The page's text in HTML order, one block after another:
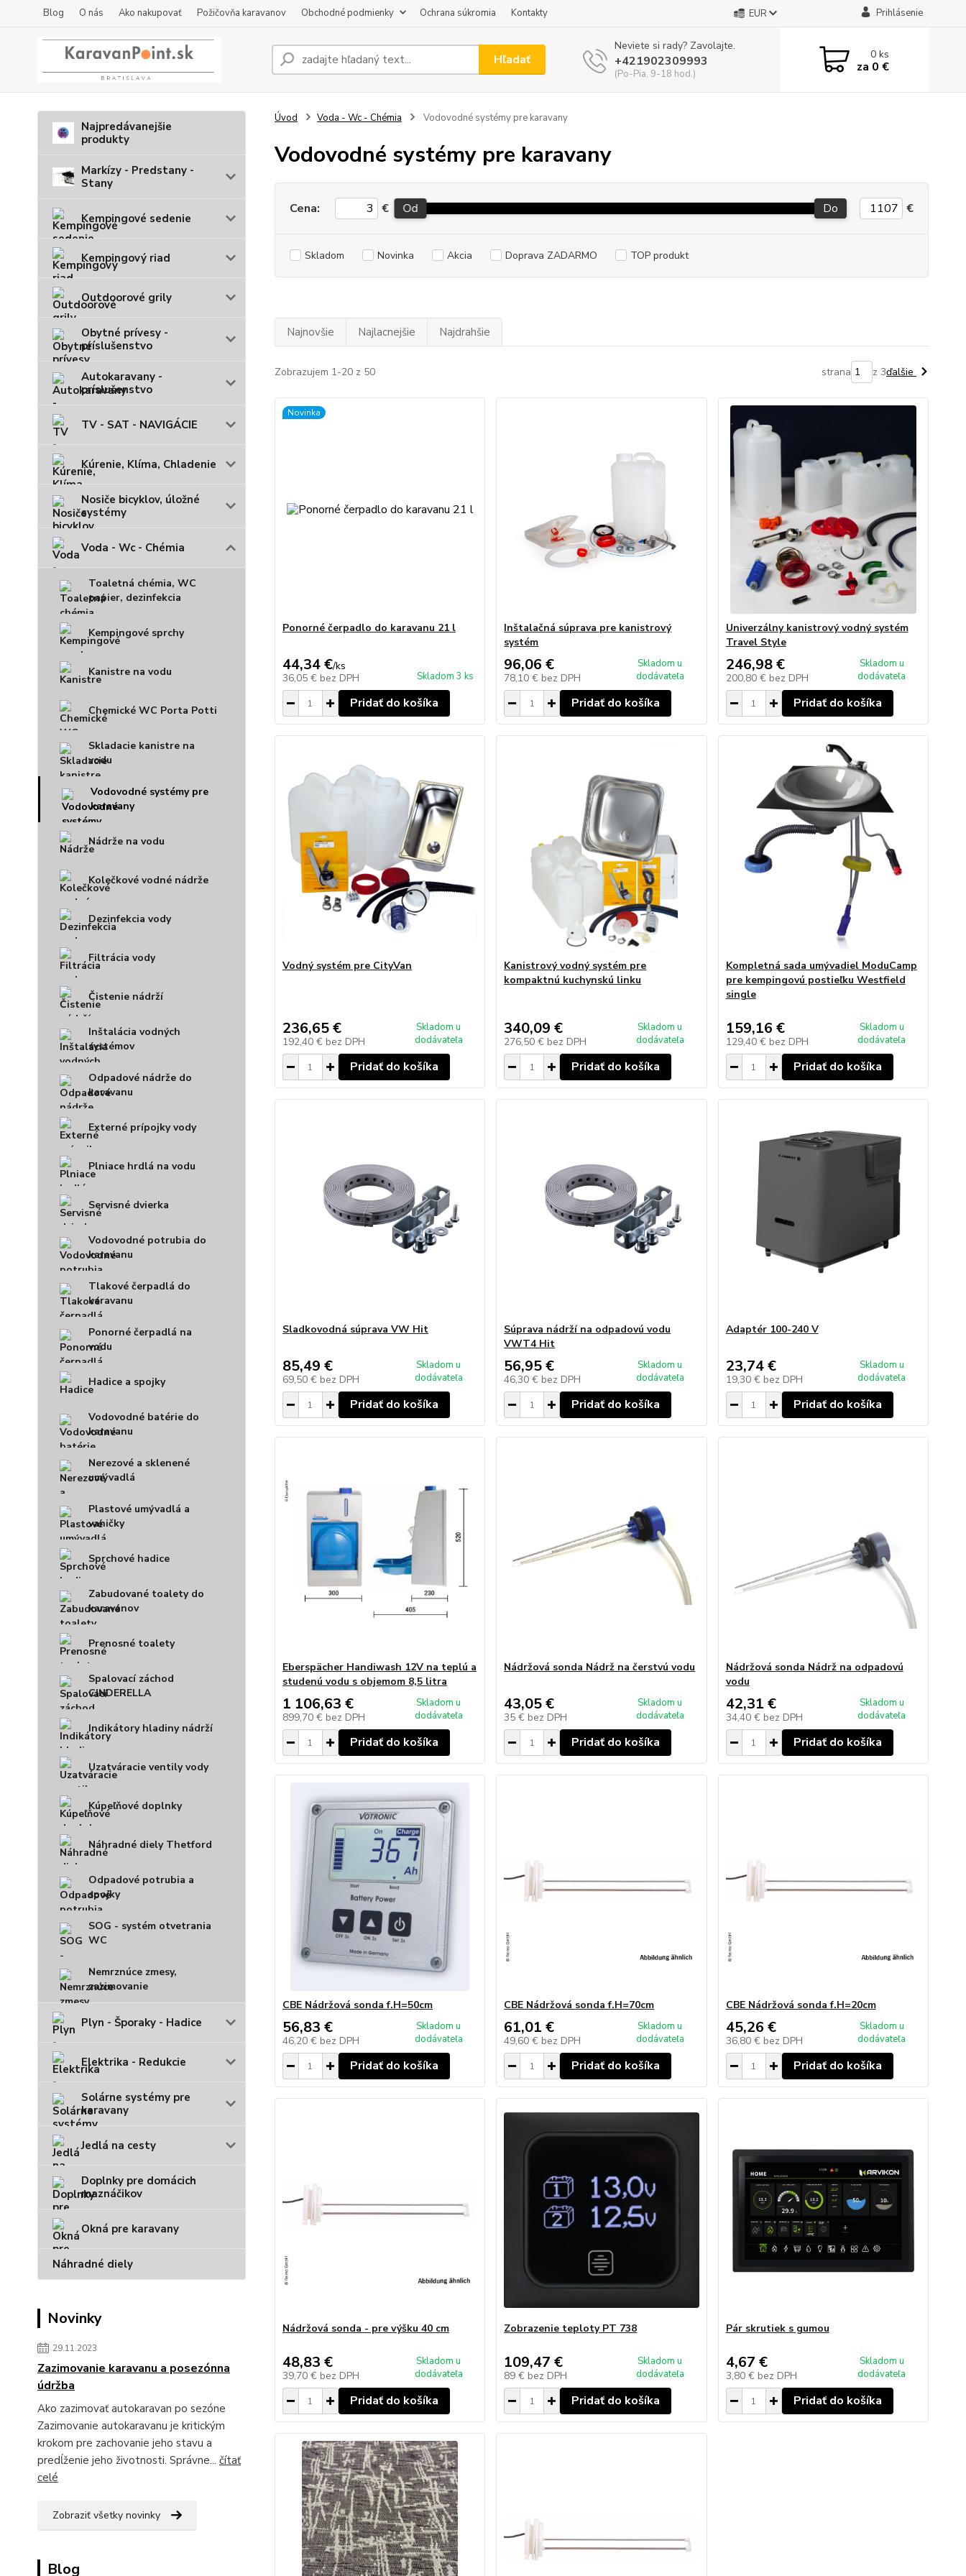
Blog O nás Ako nakupovať Požičovňa karavanov Obchodné podmienky Ochrana súkromia Kontakty EUR Prihlásenie
Hľadať
Neviete si rady? Zavolajte.
+421902309993
(Po-Pia, 9-18 hod.)
0ks
za 0 €
Najpredávanejšie
produkty
Markízy - Predstany -
Stany
Kempingové sedenie
Kempingový riad
Outdoorové grily
Obytné prívesy -
príslušenstvo
Autokaravany -
príslušenstvo
TV - SAT - NAVIGÁCIE
Kúrenie, Klíma, Chladenie
Nosiče bicyklov, úložné
systémy
Voda - Wc - Chémia
Toaletná chémia, WC
papier, dezinfekcia
Kempingové sprchy
Kanistre na vodu
Chemické WC Porta Potti
Skladacie kanistre na
vodu
Vodovodné systémy pre
karavany
Nádrže na vodu
Kolečkové vodné nádrže
Dezinfekcia vody
Filtrácia vody
Čistenie nádrží
Inštalácia vodných
systémov
Odpadové nádrže do
karavanu
Externé prípojky vody
Plniace hrdlá na vodu
Servisné dvierka
Vodovodné potrubia do
karavanu
Tlakové čerpadlá do
karavanu
Ponorné čerpadlá na
vodu
Hadice a spojky
Vodovodné batérie do
karavanu
Nerezové a sklenené
umývadlá
Plastové umývadlá a
vaničky
Sprchové hadice
Zabudované toalety do
karavanov
Prenosné toalety
Spalovací záchod
CINDERELLA
Indikátory hladiny nádrží
Uzatváracie ventily vody
Kúpeľňové doplnky
Náhradné diely Thetford
Odpadové potrubia a
spojky
SOG - systém otvetrania
WC
Nemrznúce zmesy,
zazimovanie
Plyn - Šporaky - Hadice
Elektrika - Redukcie
Solárne systémy pre
karavany
Jedlá na cesty
Doplnky pre domácich
maznáčikov
Okná pre karavany
Náhradné diely
Novinky
29.11.2023
Zazimovanie karavanu a posezónna
údržba
Ako zazimovať autokaravan po sezóne
Zazimovanie autokaravanu je kritickým
krokom pre zachovanie jeho stavu a
predĺženie jeho životnosti. Správne... čítať
celé
Zobraziť všetky novinky
Blog
Úvod Voda - Wc - Chémia Vodovodné systémy pre karavany
Vodovodné systémy pre karavany
Cena: € Od Do €
Skladom Novinka Akcia Doprava ZADARMO TOP produkt
Najnovšie Najlacnejšie Najdrahšie
Zobrazujem 1-20 z 50 strana z 3ďalšie
Novinka
Ponorné čerpadlo do karavanu 21 l
44,34 €/ks
36,05 € bez DPH Skladom 3 ks
Pridať do košíka
Inštalačná súprava pre kanistrový
systém
96,06 €
78,10 € bez DPH
Skladom u
dodávateľa
Pridať do košíka
Univerzálny kanistrový vodný systém
Travel Style
246,98 €
200,80 € bez DPH
Skladom u
dodávateľa
Pridať do košíka
Vodný systém pre CityVan
236,65 €
192,40 € bez DPH
Skladom u
dodávateľa
Pridať do košíka
Kanistrový vodný systém pre
kompaktnú kuchynskú linku
340,09 €
276,50 € bez DPH
Skladom u
dodávateľa
Pridať do košíka
Kompletná sada umývadiel ModuCamp
pre kempingovú postieľku Westfield
single
159,16 €
129,40 € bez DPH
Skladom u
dodávateľa
Pridať do košíka
Sladkovodná súprava VW Hit
85,49 €
69,50 € bez DPH
Skladom u
dodávateľa
Pridať do košíka
Súprava nádrží na odpadovú vodu
VWT4 Hit
56,95 €
46,30 € bez DPH
Skladom u
dodávateľa
Pridať do košíka
Adaptér 100-240 V
23,74 €
19,30 € bez DPH
Skladom u
dodávateľa
Pridať do košíka
Eberspächer Handiwash 12V na teplú a
studenú vodu s objemom 8,5 litra
1 106,63 €
899,70 € bez DPH
Skladom u
dodávateľa
Pridať do košíka
Nádržová sonda Nádrž na čerstvú vodu
43,05 €
35 € bez DPH
Skladom u
dodávateľa
Pridať do košíka
Nádržová sonda Nádrž na odpadovú
vodu
42,31 €
34,40 € bez DPH
Skladom u
dodávateľa
Pridať do košíka
CBE Nádržová sonda f.H=50cm
56,83 €
46,20 € bez DPH
Skladom u
dodávateľa
Pridať do košíka
CBE Nádržová sonda f.H=70cm
61,01 €
49,60 € bez DPH
Skladom u
dodávateľa
Pridať do košíka
CBE Nádržová sonda f.H=20cm
45,26 €
36,80 € bez DPH
Skladom u
dodávateľa
Pridať do košíka
Nádržová sonda - pre výšku 40 cm
48,83 €
39,70 € bez DPH
Skladom u
dodávateľa
Pridať do košíka
Zobrazenie teploty PT 738
109,47 €
89 € bez DPH
Skladom u
dodávateľa
Pridať do košíka
Pár skrutiek s gumou
4,67 €
3,80 € bez DPH
Skladom u
dodávateľa
Pridať do košíka